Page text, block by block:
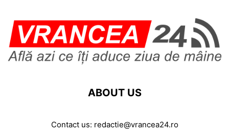
ABOUT US
Contact us: redactie@vrancea24.ro